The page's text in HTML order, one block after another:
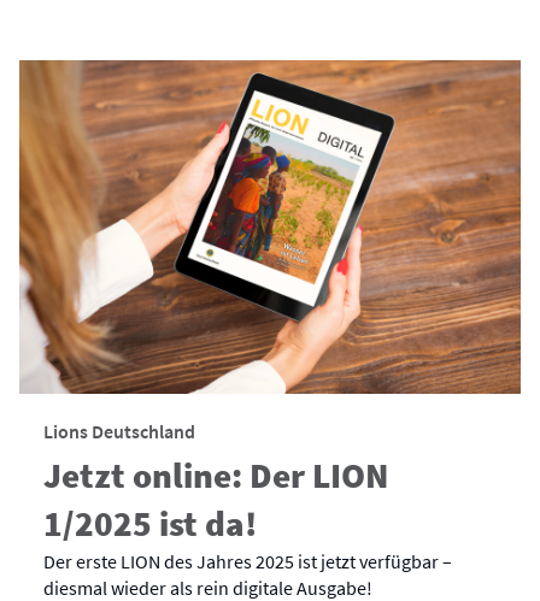
Lions Deutschland
Jetzt online: Der LION
1/2025 ist da!
Der erste LION des Jahres 2025 ist jetzt verfügbar –
diesmal wieder als rein digitale Ausgabe!